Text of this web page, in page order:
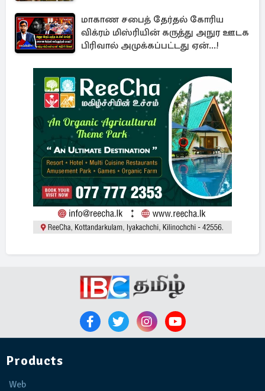
மாகாண சபைத் தேர்தல் கோரிய
விக்ரம் மிஸ்ரியின் கருத்து அநுர ஊடக
பிரிவால் அமுக்கப்பட்டது ஏன்...!
Products
Web